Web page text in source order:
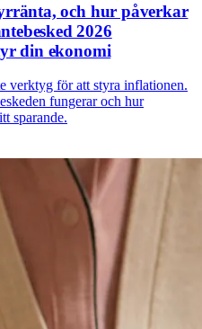
och hur påverkar
2026
din ekonomi
verktyg för att styra inflationen.
fungerar och hur
sparande.